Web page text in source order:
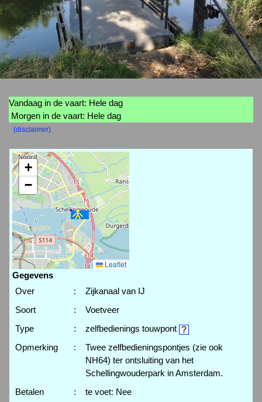
Vandaag in de vaart: Hele dag
Morgen in de vaart: Hele dag
(disclaimer)
+
−
Leaflet
Gegevens
Over
:
Zijkanaal van IJ
Soort
:
Voetveer
Type
:
zelfbedienings touwpont
Opmerking
:
Twee zelfbedieningspontjes (zie ook
NH64) ter ontsluiting van het
Schellingwouderpark in Amsterdam.
Betalen
:
te voet: Nee